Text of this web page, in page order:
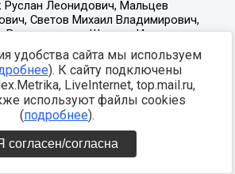
удобства сайта мы используем
). К сайту подключены
LiveInternet, top.mail.ru,
используют файлы cookies
(подробнее).
согласен/согласна